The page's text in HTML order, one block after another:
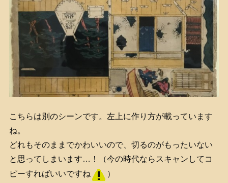
こちらは別のシーンです。左上に作り方が載っています
ね。
どれもそのままでかわいいので、切るのがもったいない
と思ってしまいます…！（今の時代ならスキャンしてコ
ピーすればいいですね
）